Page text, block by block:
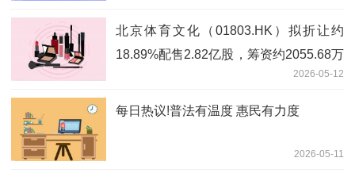
北京体育文化（01803.HK）拟折让约
18.89%配售2.82亿股，筹资约2055.68万
2026-05-12
每日热议!普法有温度 惠民有力度
2026-05-11